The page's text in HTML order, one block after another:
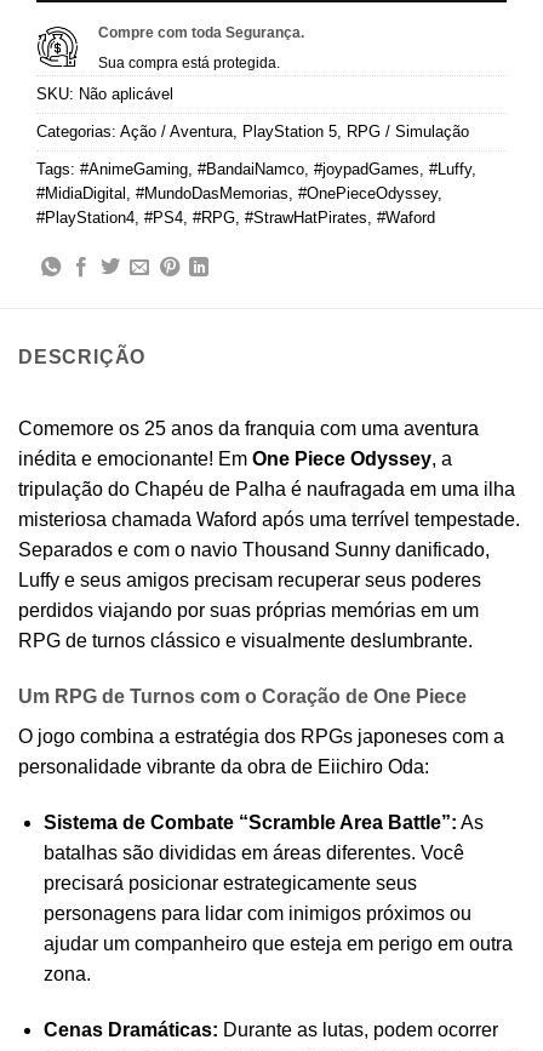
Compre com toda Segurança.
Sua compra está protegida.
SKU: Não aplicável
Categorias: Ação / Aventura PlayStation 5 RPG / Simulação
Tags: #AnimeGaming #BandaiNamco #joypadGames #Luffy,
#MidiaDigital
#MundoDasMemorias #OnePieceOdyssey,
#PlayStation4 #PS4 #RPG #StrawHatPirates #Waford
DESCRIÇÃO
Comemore os 25 anos da franquia com uma aventura
inédita e emocionante! Em One Piece Odyssey, a
tripulação do Chapéu de Palha é naufragada em uma ilha
misteriosa chamada Waford após uma terrível tempestade.
Separados e com o navio Thousand Sunny danificado,
Luffy e seus amigos precisam recuperar seus poderes
perdidos viajando por suas próprias memórias em um
RPG de turnos clássico e visualmente deslumbrante.
Um RPG de Turnos com o Coração de One Piece
O jogo combina a estratégia dos RPGs japoneses com a
personalidade vibrante da obra de Eiichiro Oda:
Sistema de Combate “Scramble Area Battle”: As
batalhas são divididas em áreas diferentes. Você
precisará posicionar estrategicamente seus
personagens para lidar com inimigos próximos ou
ajudar um companheiro que esteja em perigo em outra
zona.
Cenas Dramáticas: Durante as lutas, podem ocorrer